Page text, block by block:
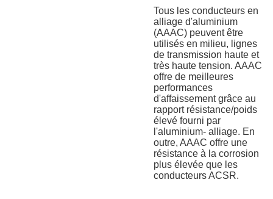
Tous les conducteurs en
alliage d'aluminium
(AAAC) peuvent être
utilisés en milieu, lignes
de transmission haute et
très haute tension. AAAC
offre de meilleures
performances
d'affaissement grâce au
rapport résistance/poids
élevé fourni par
l'aluminium- alliage. En
outre, AAAC offre une
résistance à la corrosion
plus élevée que les
conducteurs ACSR.